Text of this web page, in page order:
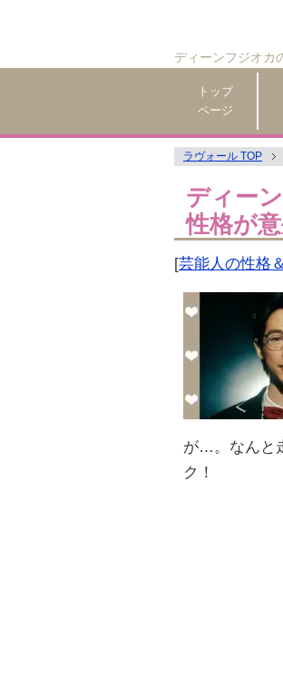
ディーンフジオカ
トップ
ページ
ラヴォール TOP
ディー
性格が意
[芸能人の性格
が…。なんと
ク！